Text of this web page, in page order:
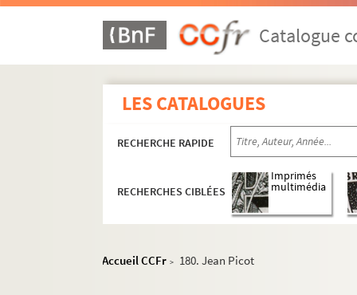
Catalogue
LES CATALOGUES
RECHERCHE RAPIDE
RECHERCHES CIBLÉES
Imprimés
multimédia
Accueil CCFr > 180. Jean Picot
151. Mariano Rugále
153. Filip Vanerwegen
154. F. V. [Filip Vanerwegen]
155. Paul et Gabrielle
156. O. Feil
157. J. F. R. [Jeanne et
158. Jeanne et France Roux
160. Odile Herry